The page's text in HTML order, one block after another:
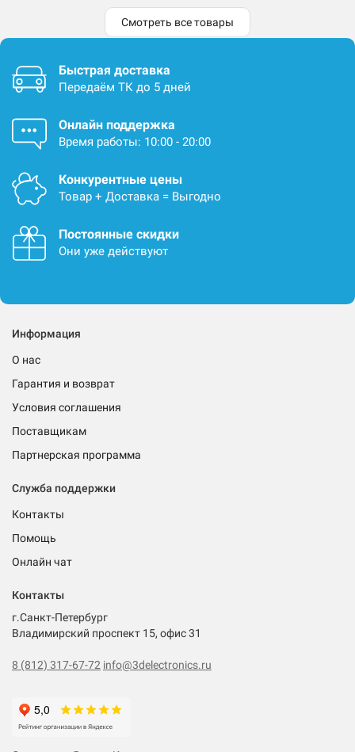
Смотреть все товары
Быстрая доставка
Передаём ТК до 5 дней
Онлайн поддержка
Время работы: 10:00 - 20:00
Конкурентные цены
Товар + Доставка = Выгодно
Постоянные скидки
Они уже действуют
Информация
О нас
Гарантия и возврат
Условия соглашения
Поставщикам
Партнерская программа
Служба поддержки
Контакты
Помощь
Онлайн чат
Контакты
г.Санкт-Петербург
Владимирский проспект 15, офис 31
8 (812) 317-67-72 info@3delectronics.ru